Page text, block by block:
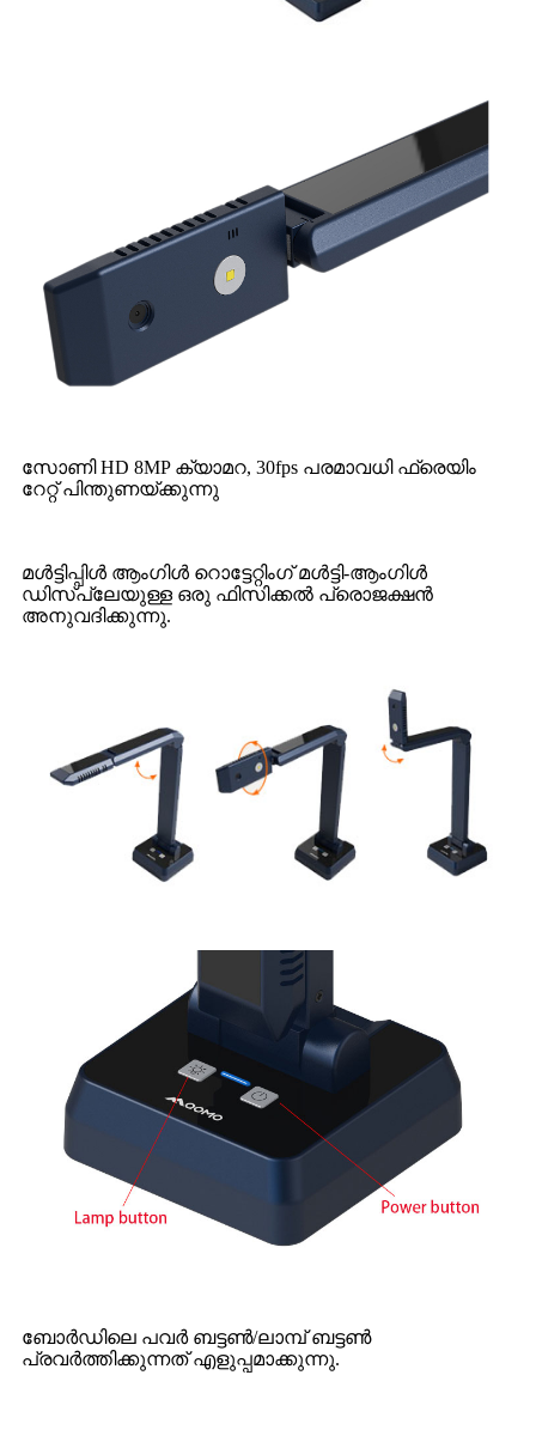
സോണി HD 8MP ക്യാമറ, 30fps പരമാവധി ഫ്രെയിം
റേറ്റ് പിന്തുണയ്ക്കുന്നു
മൾട്ടിപ്പിൾ ആംഗിൾ റൊട്ടേറ്റിംഗ് മൾട്ടി-ആംഗിൾ
ഡിസ്പ്ലേയുള്ള ഒരു ഫിസിക്കൽ പ്രൊജക്ഷൻ
അനുവദിക്കുന്നു.
ബോർഡിലെ പവർ ബട്ടൺ/ലാമ്പ് ബട്ടൺ
പ്രവർത്തിക്കുന്നത് എളുപ്പമാക്കുന്നു.